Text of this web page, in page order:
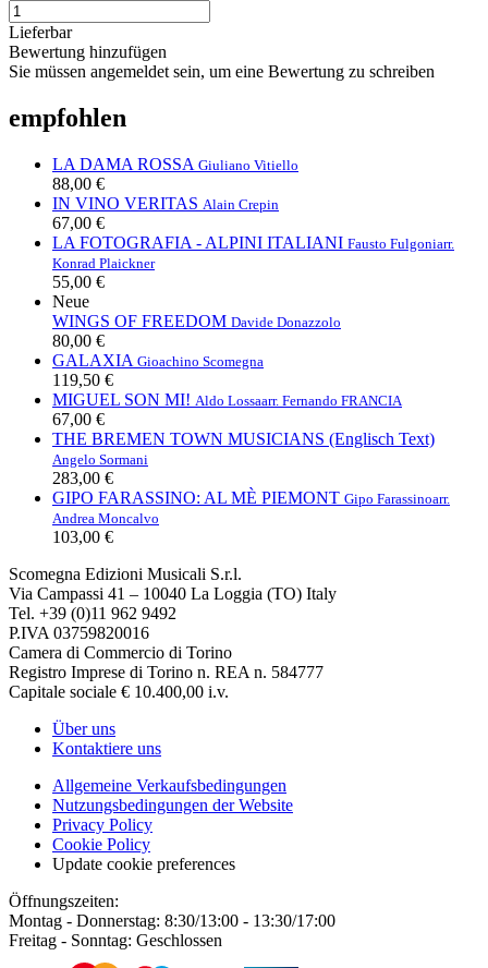
Lieferbar
Bewertung hinzufügen
Sie müssen angemeldet sein, um eine Bewertung zu schreiben
empfohlen
LA DAMA ROSSA Giuliano Vitiello
88,00 €
IN VINO VERITAS Alain Crepin
67,00 €
LA FOTOGRAFIA - ALPINI ITALIANI Fausto Fulgoniarr.
Konrad Plaickner
55,00 €
Neue
WINGS OF FREEDOM Davide Donazzolo
80,00 €
GALAXIA Gioachino Scomegna
119,50 €
MIGUEL SON MI! Aldo Lossaarr. Fernando FRANCIA
67,00 €
THE BREMEN TOWN MUSICIANS (Englisch Text)
Angelo Sormani
283,00 €
GIPO FARASSINO: AL MÈ PIEMONT Gipo Farassinoarr.
Andrea Moncalvo
103,00 €
Scomegna Edizioni Musicali S.r.l.
Via Campassi 41 – 10040 La Loggia (TO) Italy
Tel. +39 (0)11 962 9492
P.IVA 03759820016
Camera di Commercio di Torino
Registro Imprese di Torino n. REA n. 584777
Capitale sociale € 10.400,00 i.v.
Über uns
Kontaktiere uns
Allgemeine Verkaufsbedingungen
Nutzungsbedingungen der Website
Privacy Policy
Cookie Policy
Update cookie preferences
Öffnungszeiten:
Montag - Donnerstag: 8:30/13:00 - 13:30/17:00
Freitag - Sonntag: Geschlossen